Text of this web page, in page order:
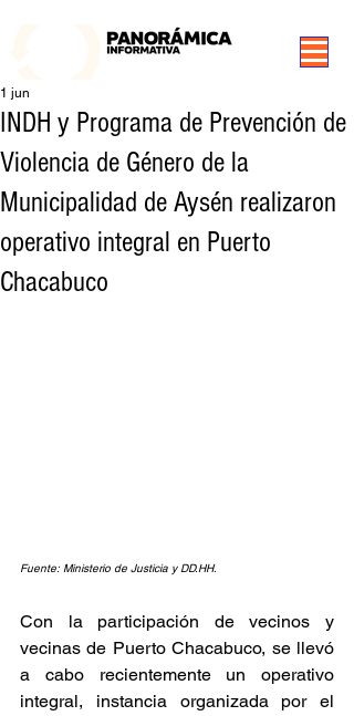
INDH y Programa de Prevención de
Violencia de Género de la
Municipalidad de Aysén realizaron
operativo integral en Puerto
Chacabuco
1 jun
Fuente: Ministerio de Justicia y DD.HH.
Con la participación de vecinos y
vecinas de Puerto Chacabuco, se llevó
a cabo recientemente un operativo
integral, instancia organizada por el